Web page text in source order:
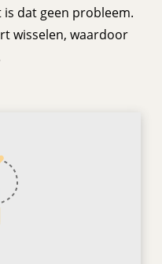
dat geen probleem.
wisselen, waardoor